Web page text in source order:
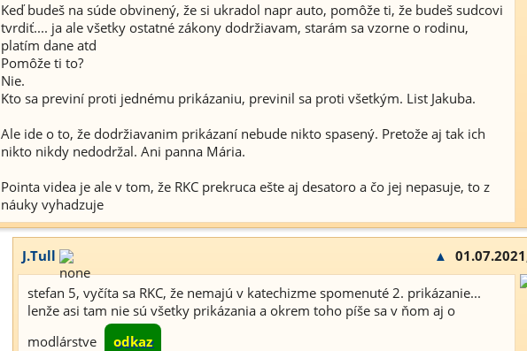
Keď budeš na súde obvinený, že si ukradol napr auto, pomôže ti, že budeš sudcovi
tvrdiť.... ja ale všetky ostatné zákony dodržiavam, starám sa vzorne o rodinu,
platím dane atd
Pomôže ti to?
Nie.
Kto sa previní proti jednému prikázaniu, previnil sa proti všetkým. List Jakuba.
Ale ide o to, že dodržiavanim prikázaní nebude nikto spasený. Pretože aj tak ich
nikto nikdy nedodržal. Ani panna Mária.
Pointa videa je ale v tom, že RKC prekruca ešte aj desatoro a čo jej nepasuje, to z
náuky vyhadzuje
J.Tull ▲
stefan 5, vyčíta sa RKC, že nemajú v katechizme spomenuté 2. prikázanie...
lenže asi tam nie sú všetky prikázania a okrem toho píše sa v ňom aj o
modlárstve
odkaz